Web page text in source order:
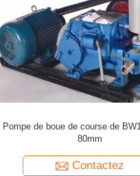
cylindre trois horizontal de la
BW320 échangeant la pompe à
Contactez